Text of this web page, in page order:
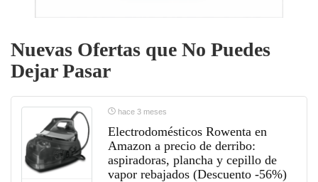
Nuevas Ofertas que No Puedes
Dejar Pasar
hace 3 meses
Electrodomésticos Rowenta en
Amazon a precio de derribo:
aspiradoras, plancha y cepillo de
vapor rebajados (Descuento -56%)